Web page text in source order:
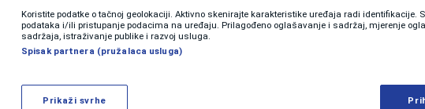
NEISTRAŽENO
VIRALNO
Koristite podatke o tačnoj geolokaciji. Aktivno skenirajte karakteristike uređaja radi identifikacije.
podataka i/ili pristupanje podacima na uređaju. Prilagođeno oglašavanje i sadržaj, mjerenje
sadržaja, istraživanje publike i razvoj usluga.
Spisak partnera (pružalaca usluga)
Prikaži svrhe